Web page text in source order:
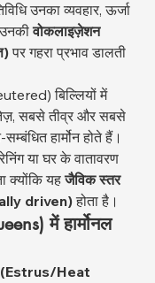
उनका व्यवहार, ऊर्जा
वोकलाइज़ेशन
पर गहरा प्रभाव डालती
बिल्लियों में
सबसे तीव्र और सबसे
हार्मोन होते हैं।
या घर के वातावरण
क्योंकि यह जैविक स्तर
driven) होता है।
में हार्मोनल
(Estrus/Heat